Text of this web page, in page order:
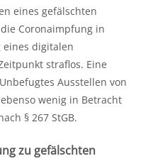
eines gefälschten
Coronaimpfung in
eines digitalen
straflos. Eine
Ausstellen von
wenig in Betracht
§ 267 StGB.
zu gefälschten